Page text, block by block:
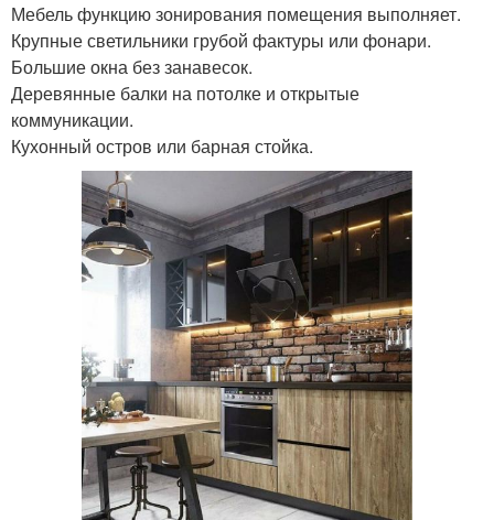
Мебель функцию зонирования помещения выполняет.
Крупные светильники грубой фактуры или фонари.
Большие окна без занавесок.
Деревянные балки на потолке и открытые
коммуникации.
Кухонный остров или барная стойка.